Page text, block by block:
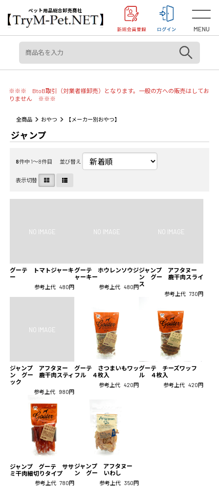
＜重要＞【オリジン】【アカナ】販売元変更のご案内
ペット用品総合卸売商社
MENU
※※※ BtoB取引（対業者様卸売）となります。一般の方への販売はしてお
りません ※※※
全商品 おやつ 【メーカー別おやつ】
ジャンプ
8件中 1〜8件目 並び替え
表示切替
グーテ トマトジャーキ
ー
参考上代 480円
グーテ ホウレンソウジ
ャーキー
参考上代 480円
ジャンプ アフタヌー
ン グー 鹿干肉スライ
ス
参考上代 730円
ジャンプ アフタヌー
ン グー 鹿干肉スティ
ック
参考上代 980円
グーテ さつまいもワッ
フル ４枚入
参考上代 420円
グーテ チーズワッフ
ル ４枚入
参考上代 420円
ジャンプ グーテ ササ
ミ干肉細切りタイプ
参考上代 780円
ジャンプ アフタヌー
ン グー いわし
参考上代 350円